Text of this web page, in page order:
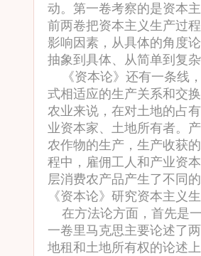
动。第一卷考察的是资本
前两卷把资本主义生产过
影响因素，从具体的角度
抽象到具体、从简单到复
《资本论》还有一条线
式相适应的生产关系和交
农业来说，在对土地的占
业资本家、土地所有者。
农作物的生产，生产收获
程中，雇佣工人和产业资
层消费农产品产生了不同
《资本论》研究资本主义
在方法论方面，首先是
一卷里马克思主要论述了
地租和土地所有权的论述